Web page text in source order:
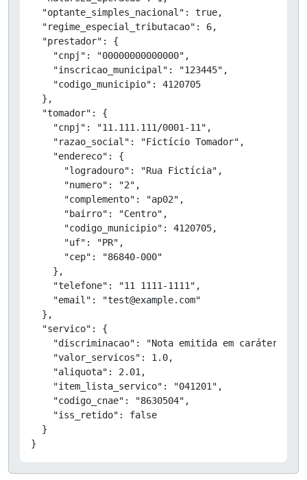
  "optante_simples_nacional": true,
  "regime_especial_tributacao": 6,
  "prestador": {
    "cnpj": "00000000000000",
    "inscricao_municipal": "123445",
    "codigo_municipio": 4120705
  },
  "tomador": {
    "cnpj": "11.111.111/0001-11",
    "razao_social": "Fictício Tomador",
    "endereco": {
      "logradouro": "Rua Fictícia",
      "numero": "2",
      "complemento": "ap02",
      "bairro": "Centro",
      "codigo_municipio": 4120705,
      "uf": "PR",
      "cep": "86840-000"
    },
    "telefone": "11 1111-1111",
    "email": "test@example.com"
  },
  "servico": {
"discriminacao": "Nota emitida em caráter de
    "valor_servicos": 1.0,
    "aliquota": 2.01,
    "item_lista_servico": "041201",
    "codigo_cnae": "8630504",
    "iss_retido": false
  }
}